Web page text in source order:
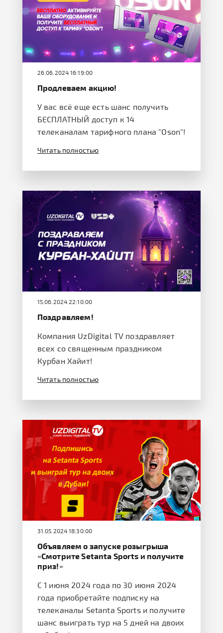
26.06.2024 16:19:00
Продлеваем акцию!
У вас всё еще есть шанс получить
БЕСПЛАТНЫЙ доступ к 14
телеканалам тарифного плана "Oson"!
Читать полностью
15.06.2024 22:10:00
Поздравляем!
Компания UzDigital TV поздравляет
всех со священным праздником
Курбан Хайит!
Читать полностью
31.05.2024 18:30:00
Объявляем о запуске розыгрыша
«Смотрите Setanta Sports и получите
приз!»
С 1 июня 2024 года по 30 июня 2024
года приобретайте подписку на
телеканалы Setanta Sports и получите
шанс выиграть тур на 5 дней на двоих